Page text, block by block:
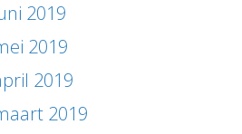
2019
2019
2019
2019